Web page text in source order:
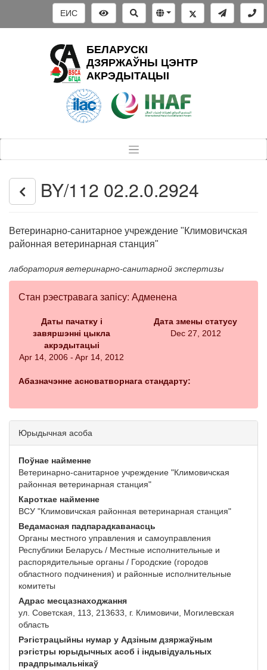
ЕИС
БЕЛАРУСКІ
ДЗЯРЖАЎНЫ ЦЭНТР
АКРЭДЫТАЦЫІ
BY/112 02.2.0.2924
Ветеринарно-санитарное учреждение "Климовичская
районная ветеринарная станция"
лаборатория ветеринарно-санитарной экспертизы
Стан рэестравага запісу: Адменена
Даты пачатку і
завяршэнні цыкла
акрэдытацыі
Apr 14, 2006 - Apr 14, 2012
Дата змены статусу
Dec 27, 2012
Абазначэнне асноватворнага стандарту:
Юрыдычная асоба
Поўнае найменне
Ветеринарно-санитарное учреждение "Климовичская
районная ветеринарная станция"
Кароткае найменне
ВСУ "Климовичская районная ветеринарная станция"
Ведамасная падпарадкаванасць
Органы местного управления и самоуправления
Республики Беларусь / Местные исполнительные и
распорядительные органы / Городские (городов
областного подчинения) и районные исполнительные
комитеты
Адрас месцазнаходжання
ул. Советская, 113, 213633, г. Климовичи, Могилевская
область
Рэгістрацыйны нумар у Адзіным дзяржаўным
рэгістры юрыдычных асоб і індывідуальных
прадпрымальнікаў